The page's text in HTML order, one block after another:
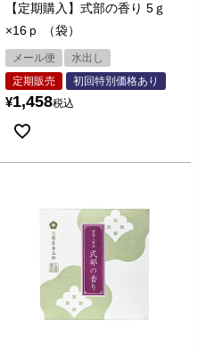
【定期購入】式部の香り 5ｇ
×16ｐ （袋）
メール便
水出し
定期販売
初回特別価格あり
¥1,458税込